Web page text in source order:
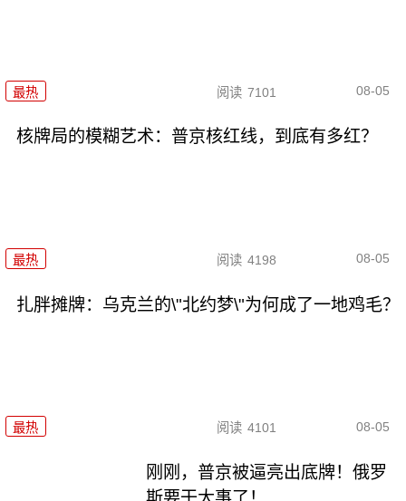
最热 阅读 7101 08-05
核牌局的模糊艺术：普京核红线，到底有多红？
最热 阅读 4198 08-05
扎胖摊牌：乌克兰的\"北约梦\"为何成了一地鸡毛？
最热 阅读 4101 08-05
刚刚，普京被逼亮出底牌！俄罗